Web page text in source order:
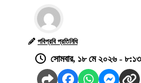
পবিপ্রবি প্রতিনিধি
সোমবার, ১৮ মে ২০২৬ -